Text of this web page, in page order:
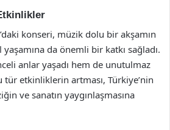
konseri, müzik dolu bir akşamın
yaşamına da önemli bir katkı sağladı.
anlar yaşadı hem de unutulmaz
etkinliklerin artması, Türkiye’nin
ve sanatın yaygınlaşmasına